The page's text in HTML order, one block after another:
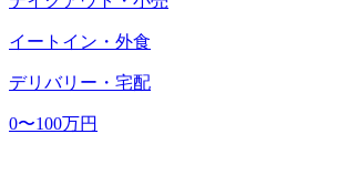
イートイン・外食
デリバリー・宅配
0〜100万円